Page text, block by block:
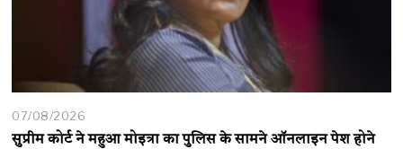
07/08/2026
सुप्रीम कोर्ट ने महुआ मोइत्रा का पुलिस के सामने ऑनलाइन पेश होने